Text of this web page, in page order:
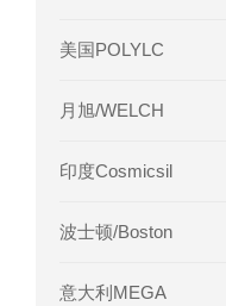
美国POLYLC
月旭/WELCH
印度Cosmicsil
波士顿/Boston
意大利MEGA